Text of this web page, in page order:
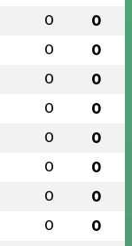
0 0
0 0
0 0
0 0
0 0
0 0
0 0
0 0